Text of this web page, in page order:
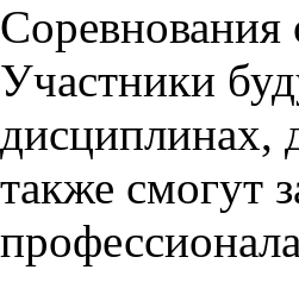
Участники
дисциплинах,
также смогут